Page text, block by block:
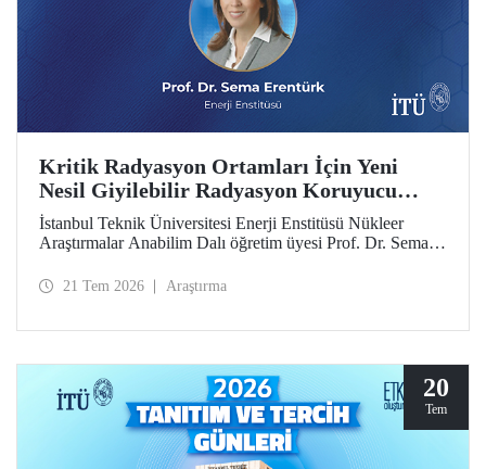
Kritik Radyasyon Ortamları İçin Yeni
Nesil Giyilebilir Radyasyon Koruyucu
Prototipler Geliştirilecek
İstanbul Teknik Üniversitesi Enerji Enstitüsü Nükleer
Araştırmalar Anabilim Dalı öğretim üyesi Prof. Dr. Sema
için Katmanlı Metal-Polimer Kompozit Esaslı Ateşe
kritik radyasyon ortamlarında kullanılmak üzere hafif,
esnek, ateşe dayanıklı ve yüksek performanslı yeni nesil
giyilebilir radyasyon koruyucu sistemlerin geliştirilmesi
hedefleniyor.
21 Tem 2026 Araştırma
20
Tem